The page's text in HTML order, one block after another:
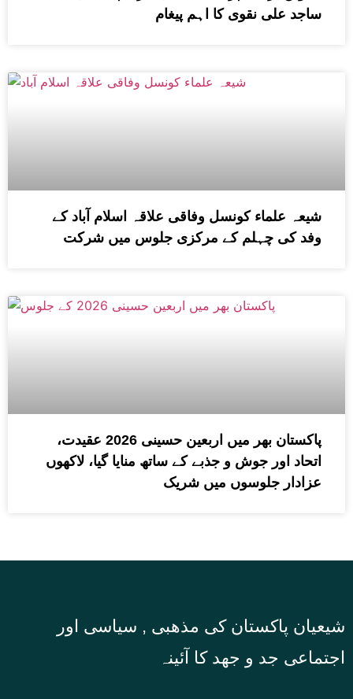
ساجد علی نقوی کا اہم پیغام
شیعہ علماء کونسل وفاقی علاقہ اسلام آباد کے
وفد کی چہلم کے مرکزی جلوس میں شرکت
پاکستان بھر میں اربعین حسینی 2026 عقیدت،
اتحاد اور جوش و جذبے کے ساتھ منایا گیا، لاکھوں
عزادار جلوسوں میں شریک
شیعیان پاکستان کی مذهبی , سیاسی اور
اجتماعی جد و جهد کا آئینہ